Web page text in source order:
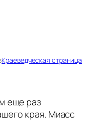
Краеведческая страница
еще раз
края. Миасс